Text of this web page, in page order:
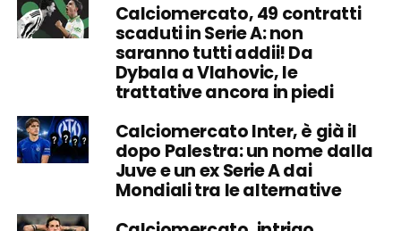
Calciomercato, 49 contratti
scaduti in Serie A: non
saranno tutti addii! Da
Dybala a Vlahovic, le
trattative ancora in piedi
Calciomercato Inter, è già il
dopo Palestra: un nome dalla
Juve e un ex Serie A dai
Mondiali tra le alternative